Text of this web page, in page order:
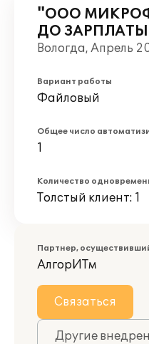
"ООО
ДО
Вологда, Апрель
Вариант работы
Файловый
Общее число
1
Количество
Толстый клиент: 1
Партнер,
АлгорИТм
Связаться
Другие